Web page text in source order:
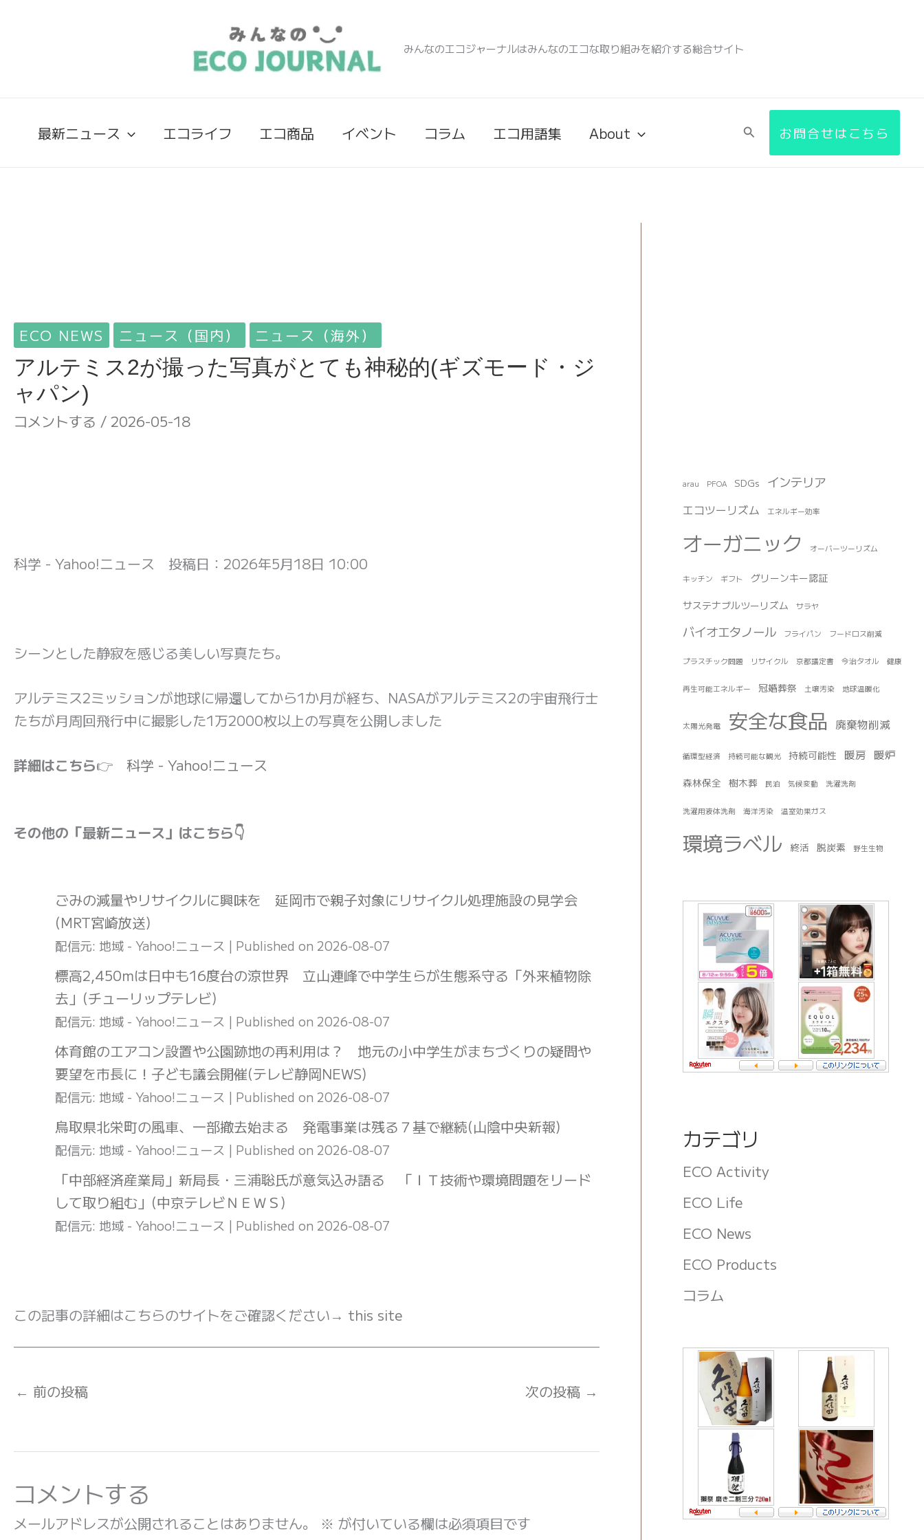
みんなのエコジャーナルはみんなのエコな取り組みを紹介する総合サイト
最新ニュース エコライフ エコ商品 イベント コラム エコ用語集 About
検
お問合せはこちら
ECO NEWS ニュース（国内） ニュース（海外）
アルテミス2が撮った写真がとても神秘的(ギズモード・ジ
ャパン)
コメントする / 2026-05-18
科学 - Yahoo!ニュース 投稿日： 2026年5月18日 10:00
シーンとした静寂を感じる美しい写真たち。
アルテミス2ミッションが地球に帰還してから1か月が経ち、NASAがアルテミス2の宇宙飛行士
たちが月周回飛行中に撮影した1万2000枚以上の写真を公開しました
詳細はこちら👉 科学 - Yahoo!ニュース
その他の「最新ニュース」はこちら👇
ごみの減量やリサイクルに興味を 延岡市で親子対象にリサイクル処理施設の見学会
(MRT宮崎放送)
配信元: 地域 - Yahoo!ニュース Published on 2026-08-07
標高2,450mは日中も16度台の涼世界 立山連峰で中学生らが生態系守る「外来植物除
去」(チューリップテレビ)
配信元: 地域 - Yahoo!ニュース Published on 2026-08-07
体育館のエアコン設置や公園跡地の再利用は？ 地元の小中学生がまちづくりの疑問や
要望を市長に！子ども議会開催(テレビ静岡NEWS)
配信元: 地域 - Yahoo!ニュース Published on 2026-08-07
鳥取県北栄町の風車、一部撤去始まる 発電事業は残る７基で継続(山陰中央新報)
配信元: 地域 - Yahoo!ニュース Published on 2026-08-07
「中部経済産業局」新局長・三浦聡氏が意気込み語る 「ＩＴ技術や環境問題をリード
して取り組む」(中京テレビＮＥＷＳ)
配信元: 地域 - Yahoo!ニュース Published on 2026-08-07
この記事の詳細はこちらのサイトをご確認ください→ this site
← 前の投稿 次の投稿 →
コメントする
メールアドレスが公開されることはありません。 ※ が付いている欄は必須項目です
arau PFOA SDGs インテリア
エコツーリズム エネルギー効率
オーガニック オーバーツーリズム
キッチン ギフト
グリーンキー認証
サステナブルツーリズム
サラヤ
バイオエタノール フライパン フードロス削減
プラスチック問題 リサイクル 京都議定書 今治タオル 健康
再生可能エネルギー 冠婚葬祭 土壌汚染 地球温暖化
太陽光発電 安全な食品 廃棄物削減
循環型経済 持続可能な観光 持続可能性 暖房 暖炉
森林保全 樹木葬 民泊 気候変動 洗濯洗剤
洗濯用液体洗剤 海洋汚染 温室効果ガス
環境ラベル 終活 脱炭素 野生生物
カテゴリ
ECO Activity
ECO Life
ECO News
ECO Products
コラム
索